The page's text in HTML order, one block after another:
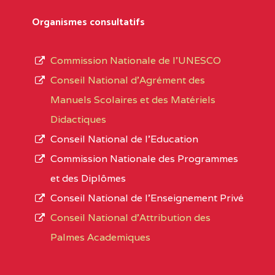
Noms
Localité
Région Noms
ADAMAOUA
INSTITUT POLYVALENT
PINTADES BP :
ADAMAOUA
COLLEGE PRIVE LAIC
L’offre d’éducation del’Enseignement
d’immatriculation du mois de septembre
suit :
1950 établissements publics
895 CES dont 86 Bilingues
1055 Lycées dont 351 Bilingues
72 établissements avec section bilingue
1358 établissements privés
Organismes consultatifs
Commission Nationale de l’UNESCO
Conseil National d’Agrément des
Manuels Scolaires et des Matériels
Didactiques
Conseil National de l’Education
Commission Nationale des Programmes
et des Diplômes
Conseil National de l’Enseignement Privé
Conseil National d'Attribution des
Palmes Academiques